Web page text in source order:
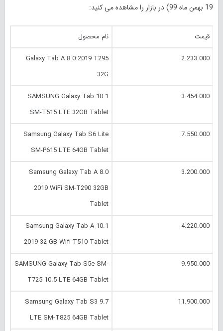
19 بهمن ماه 99) در بازار را مشاهده می کنید:
قیمت نام محصول
2.233.000
Galaxy Tab A 8.0 2019 T295
32G
3.454.000
SAMSUNG Galaxy Tab 10.1
SM-T515 LTE 32GB Tablet
7.550.000
Samsung Galaxy Tab S6 Lite
SM-P615 LTE 64GB Tablet
3.200.000
Samsung Galaxy Tab A 8.0
2019 WiFi SM-T290 32GB
Tablet
4.220.000
Samsung Galaxy Tab A 10.1
2019 32 GB Wifi T510 Tablet
9.950.000
SAMSUNG Galaxy Tab S5e SM-
T725 10.5 LTE 64GB Tablet
11.900.000
Samsung Galaxy Tab S3 9.7
LTE SM-T825 64GB Tablet